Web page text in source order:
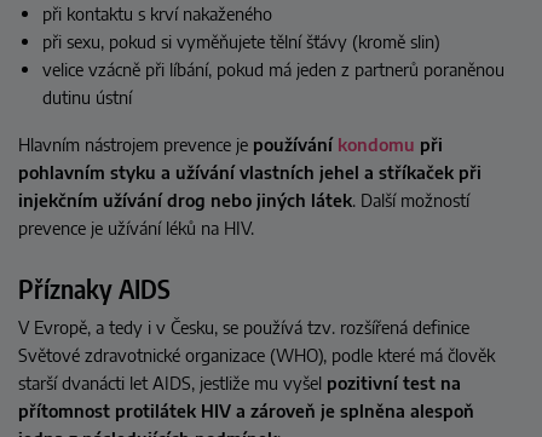
při kontaktu s krví nakaženého
při sexu, pokud si vyměňujete tělní šťávy (kromě slin)
velice vzácně při líbání, pokud má jeden z partnerů poraněnou
dutinu ústní
Hlavním nástrojem prevence je používání kondomu při
pohlavním styku a užívání vlastních jehel a stříkaček při
injekčním užívání drog nebo jiných látek. Další možností
prevence je užívání léků na HIV.
Příznaky AIDS
V Evropě, a tedy i v Česku, se používá tzv. rozšířená definice
Světové zdravotnické organizace (WHO), podle které má člověk
starší dvanácti let AIDS, jestliže mu vyšel pozitivní test na
přítomnost protilátek HIV a zároveň je splněna alespoň